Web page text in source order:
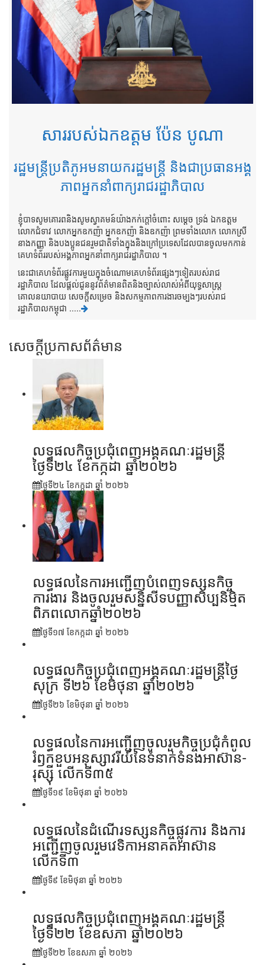
សាររបស់ឯកឧត្តម ប៉ែន បូណា
រដ្ឋមន្ត្រីប្រតិភូអមនាយករដ្ឋមន្ត្រី និងជាប្រធានអង្គ
ភាពអ្នកនាំពាក្យរាជរដ្ឋាភិបាល
ខ្ញុំបាទសូមគោរពនិងសូមស្វាគមន៍យ៉ាងកក់ក្តៅចំពោះ សម្តេច ទ្រង់ ឯកឧត្តម
លោកជំទាវ លោកអ្នកឧកញ៉ា អ្នកឧកញ៉ា និងឧកញ៉ា ព្រមទាំងលោក លោកស្រី
នាងកញ្ញា និងបងប្អូនជនរួមជាតិទាំងក្នុងនិងក្រៅប្រទេសដែលបានចូលមកកាន់
គេហទំព័ររបស់អង្គភាពអ្នកនាំពាក្យរាជរដ្ឋាភិបាល ។
នេះជាគេហទំព័រផ្លូវការមួយក្នុងចំណោមគេហទំព័រផ្សេងៗទៀតរបស់រាជ
រដ្ឋាភិបាល ដែលផ្តល់ជូននូវព័ត៌មានពិតនិងច្បាស់លាស់អំពីយុទ្ធសាស្រ្ត
គោលនយាបាយ សេចក្តីសម្រេច និងសកម្មភាពការងារចម្បងៗរបស់រាជ
រដ្ឋាភិបាលកម្ពុជា .....
សេចក្តីប្រកាសព័ត៌មាន
លទ្ធផលកិច្ចប្រជុំពេញអង្គគណៈរដ្ឋមន្រ្តី
ថ្ងៃទី២៤ ខែកក្កដា ឆ្នាំ២០២៦
ថ្ងៃទី២៤ ខែ​កក្កដា ឆ្នាំ ២០២៦
លទ្ធផលនៃការអញ្ជើញបំពេញទស្សនកិច្ច
ការងារ និងចូលរួមសន្និសីទបញ្ញាសិប្បនិម្មិត
ពិភពលោកឆ្នាំ២០២៦
ថ្ងៃទី១៧ ខែ​កក្កដា ឆ្នាំ ២០២៦
លទ្ធផលកិច្ចប្រជុំពេញអង្គគណៈរដ្ឋមន្រ្តីថ្ងៃ
សុក្រ ទី២៦ ខែមិថុនា ឆ្នាំ២០២៦
ថ្ងៃទី២៦ ខែ​មិថុនា ឆ្នាំ ២០២៦
លទ្ធផលនៃការអញ្ជើញចូលរួមកិច្ចប្រជុំកំពូល
រំឭកខួបអនុស្សាវរីយ៍នៃទំនាក់ទំនងអាស៊ាន-
រុស្ស៊ី លើកទី៣៥
ថ្ងៃទី១៩ ខែ​មិថុនា ឆ្នាំ ២០២៦
លទ្ធផលនៃដំណើរទស្សនកិច្ចផ្លូវការ និងការ
អញ្ជើញចូលរួមវេទិកាអនាគតអាស៊ាន
លើកទី៣
ថ្ងៃទី៩ ខែ​មិថុនា ឆ្នាំ ២០២៦
លទ្ធផលកិច្ចប្រជុំពេញអង្គគណៈរដ្ឋមន្ត្រី
ថ្ងៃទី២២ ខែឧសភា ឆ្នាំ២០២៦
ថ្ងៃទី២២ ខែ​ឧសភា ឆ្នាំ ២០២៦